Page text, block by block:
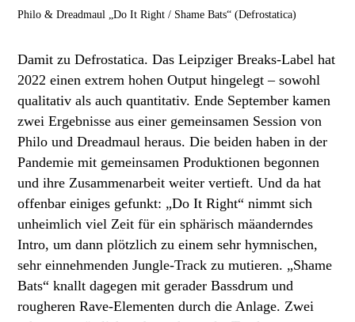
Philo & Dreadmaul „Do It Right / Shame Bats“ (Defrostatica)
Damit zu Defrostatica. Das Leipziger Breaks-Label hat
2022 einen extrem hohen Output hingelegt – sowohl
qualitativ als auch quantitativ. Ende September kamen
zwei Ergebnisse aus einer gemeinsamen Session von
Philo und Dreadmaul heraus. Die beiden haben in der
Pandemie mit gemeinsamen Produktionen begonnen
und ihre Zusammenarbeit weiter vertieft. Und da hat
offenbar einiges gefunkt: „Do It Right“ nimmt sich
unheimlich viel Zeit für ein sphärisch mäanderndes
Intro, um dann plötzlich zu einem sehr hymnischen,
sehr einnehmenden Jungle-Track zu mutieren. „Shame
Bats“ knallt dagegen mit gerader Bassdrum und
rougheren Rave-Elementen durch die Anlage. Zwei